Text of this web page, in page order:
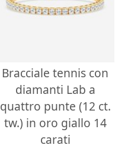
Bracciale tennis con
diamanti Lab a
quattro punte (12 ct.
tw.) in oro giallo 14
carati